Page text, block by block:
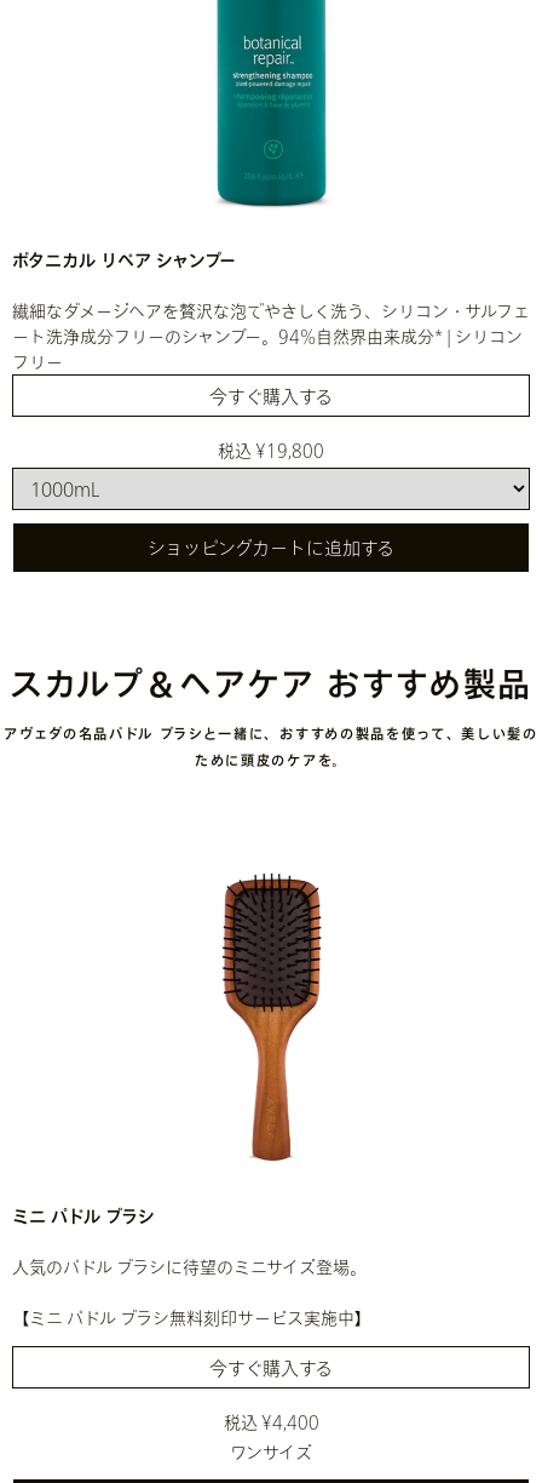
ボタニカル リペア シャンプー
繊細なダメージヘアを贅沢な泡でやさしく洗う、シリコン・サルフェ
ート洗浄成分フリーのシャンプー。94%自然界由来成分* | シリコン
フリー
今すぐ購入する
税込 ¥19,800
ショッピングカートに追加する
スカルプ＆ヘアケア おすすめ製品
アヴェダの名品パドル ブラシと一緒に、おすすめの製品を使って、美しい髪の
ために頭皮のケアを。
ミニ パドル ブラシ
人気のパドル ブラシに待望のミニサイズ登場。
【ミニ パドル ブラシ無料刻印サービス実施中】
今すぐ購入する
税込 ¥4,400
ワンサイズ